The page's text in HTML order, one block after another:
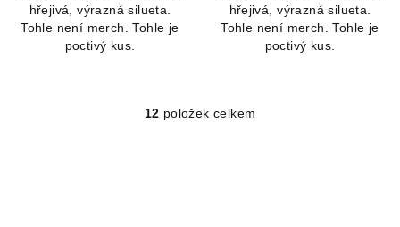
hřejivá, výrazná silueta.
Tohle není merch. Tohle je
poctivý kus.
hřejivá, výrazná silueta.
Tohle není merch. Tohle je
poctivý kus.
O
12 položek celkem